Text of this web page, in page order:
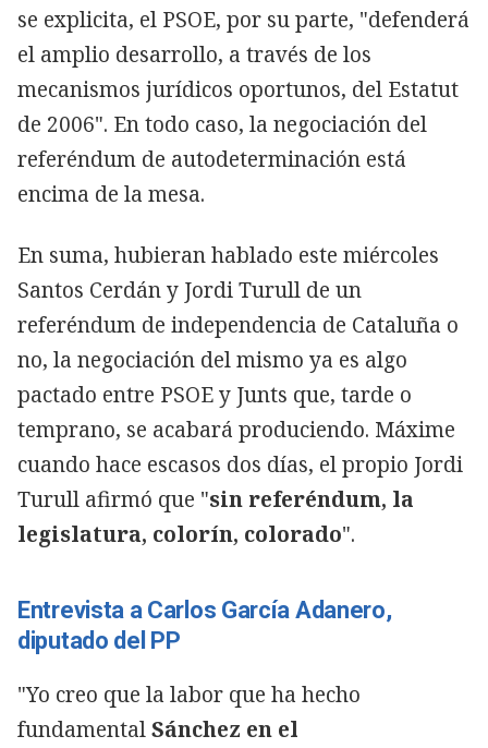
se explicita, el PSOE, por su parte, "defenderá
el amplio desarrollo, a través de los
mecanismos jurídicos oportunos, del Estatut
de 2006". En todo caso, la negociación del
referéndum de autodeterminación está
encima de la mesa.
En suma, hubieran hablado este miércoles
Santos Cerdán y Jordi Turull de un
referéndum de independencia de Cataluña o
no, la negociación del mismo ya es algo
pactado entre PSOE y Junts que, tarde o
temprano, se acabará produciendo. Máxime
cuando hace escasos dos días, el propio Jordi
Turull afirmó que "sin referéndum, la
legislatura, colorín, colorado".
Entrevista a Carlos García Adanero,
diputado del PP
"Yo creo que la labor que ha hecho
fundamentalSánchez en el